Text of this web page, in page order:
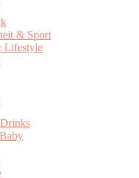
& Sport
Lifestyle